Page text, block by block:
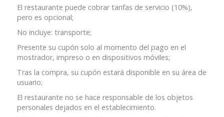
El restaurante puede cobrar tarifas de servicio (10%),
pero es opcional;
No incluye: transporte;
Presente su cupón solo al momento del pago en el
mostrador, impreso o en dispositivos móviles;
Tras la compra, su cupón estará disponible en su área de
usuario;
El restaurante no se hace responsable de los objetos
personales dejados en el establecimiento.